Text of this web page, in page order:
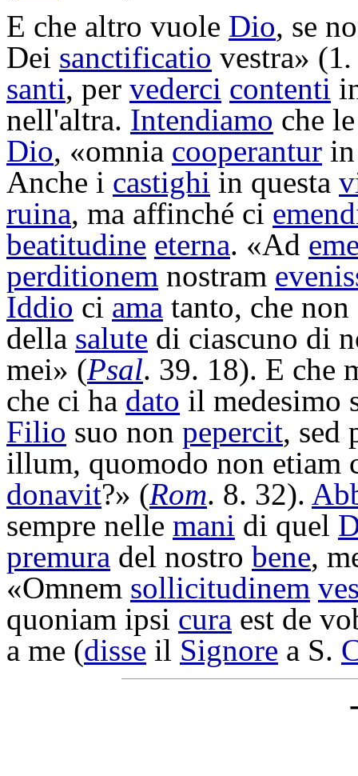
E che altro vuole Dio, se
Dei sanctificatio vestra» (1
santi, per vederci contenti
nell'altra. Intendiamo che
Dio, «omnia cooperantur
Anche i castighi in questa
ruina, ma affinché ci
beatitudine eterna. «Ad
perditionem nostram
Iddio ci ama tanto, che
della salute di ciascuno di
mei» (Psal. 39. 18). E che
che ci ha dato il medesimo
Filio suo non pepercit, sed
illum, quomodo non etiam
donavit?» (Rom. 8. 32).
sempre nelle mani di quel
premura del nostro bene,
«Omnem sollicitudinem
quoniam ipsi cura est de
a me (disse il Signore a S.